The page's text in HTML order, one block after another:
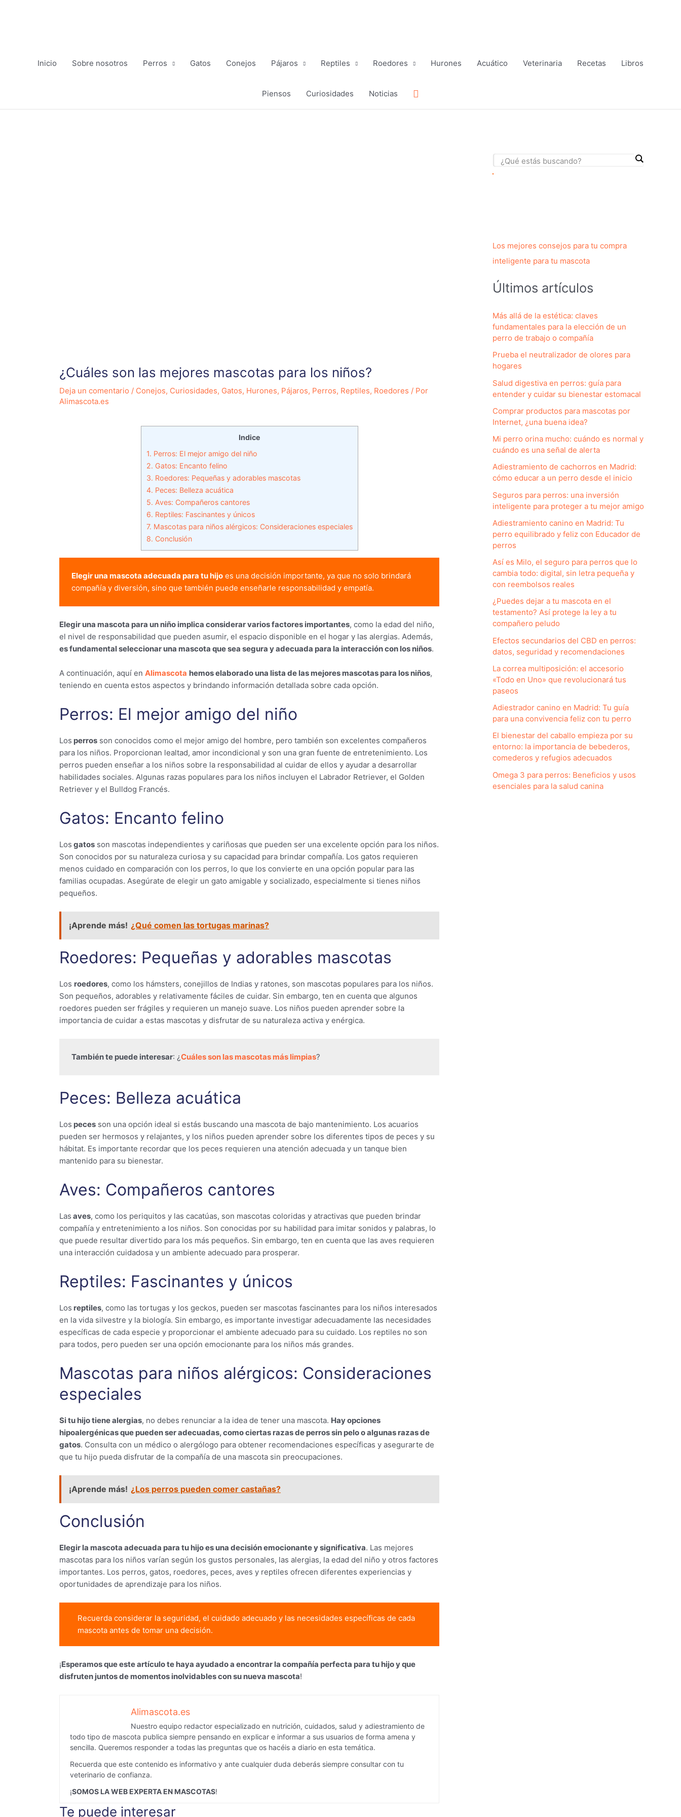
Inicio Sobre nosotros Perros Gatos Conejos Pájaros Reptiles Roedores Hurones Acuático Veterinaria Recetas Libros
Piensos Curiosidades Noticias Buscar
¿Cuáles son las mejores mascotas para los niños?
Deja un comentario / Conejos, Curiosidades, Gatos, Hurones, Pájaros, Perros, Reptiles, Roedores / Por
Alimascota.es
Indice
1. Perros: El mejor amigo del niño
2. Gatos: Encanto felino
3. Roedores: Pequeñas y adorables mascotas
4. Peces: Belleza acuática
5. Aves: Compañeros cantores
6. Reptiles: Fascinantes y únicos
7. Mascotas para niños alérgicos: Consideraciones especiales
8. Conclusión
Elegir una mascota adecuada para tu hijo es una decisión importante, ya que no solo brindará
compañía y diversión, sino que también puede enseñarle responsabilidad y empatía.
Elegir una mascota para un niño implica considerar varios factores importantes, como la edad del niño,
el nivel de responsabilidad que pueden asumir, el espacio disponible en el hogar y las alergias. Además,
es fundamental seleccionar una mascota que sea segura y adecuada para la interacción con los niños.
A continuación, aquí en Alimascota hemos elaborado una lista de las mejores mascotas para los niños,
teniendo en cuenta estos aspectos y brindando información detallada sobre cada opción.
Perros: El mejor amigo del niño
Los perros son conocidos como el mejor amigo del hombre, pero también son excelentes compañeros
para los niños. Proporcionan lealtad, amor incondicional y son una gran fuente de entretenimiento. Los
perros pueden enseñar a los niños sobre la responsabilidad al cuidar de ellos y ayudar a desarrollar
habilidades sociales. Algunas razas populares para los niños incluyen el Labrador Retriever, el Golden
Retriever y el Bulldog Francés.
Gatos: Encanto felino
Los gatos son mascotas independientes y cariñosas que pueden ser una excelente opción para los niños.
Son conocidos por su naturaleza curiosa y su capacidad para brindar compañía. Los gatos requieren
menos cuidado en comparación con los perros, lo que los convierte en una opción popular para las
familias ocupadas. Asegúrate de elegir un gato amigable y socializado, especialmente si tienes niños
pequeños.
¡Aprende más! ¿Qué comen las tortugas marinas?
Roedores: Pequeñas y adorables mascotas
Los roedores, como los hámsters, conejillos de Indias y ratones, son mascotas populares para los niños.
Son pequeños, adorables y relativamente fáciles de cuidar. Sin embargo, ten en cuenta que algunos
roedores pueden ser frágiles y requieren un manejo suave. Los niños pueden aprender sobre la
importancia de cuidar a estas mascotas y disfrutar de su naturaleza activa y enérgica.
También te puede interesar: ¿Cuáles son las mascotas más limpias?
Peces: Belleza acuática
Los peces son una opción ideal si estás buscando una mascota de bajo mantenimiento. Los acuarios
pueden ser hermosos y relajantes, y los niños pueden aprender sobre los diferentes tipos de peces y su
hábitat. Es importante recordar que los peces requieren una atención adecuada y un tanque bien
mantenido para su bienestar.
Aves: Compañeros cantores
Las aves, como los periquitos y las cacatúas, son mascotas coloridas y atractivas que pueden brindar
compañía y entretenimiento a los niños. Son conocidas por su habilidad para imitar sonidos y palabras, lo
que puede resultar divertido para los más pequeños. Sin embargo, ten en cuenta que las aves requieren
una interacción cuidadosa y un ambiente adecuado para prosperar.
Reptiles: Fascinantes y únicos
Los reptiles, como las tortugas y los geckos, pueden ser mascotas fascinantes para los niños interesados
en la vida silvestre y la biología. Sin embargo, es importante investigar adecuadamente las necesidades
específicas de cada especie y proporcionar el ambiente adecuado para su cuidado. Los reptiles no son
para todos, pero pueden ser una opción emocionante para los niños más grandes.
Mascotas para niños alérgicos: Consideraciones
especiales
Si tu hijo tiene alergias, no debes renunciar a la idea de tener una mascota. Hay opciones
hipoalergénicas que pueden ser adecuadas, como ciertas razas de perros sin pelo o algunas razas de
gatos. Consulta con un médico o alergólogo para obtener recomendaciones específicas y asegurarte de
que tu hijo pueda disfrutar de la compañía de una mascota sin preocupaciones.
¡Aprende más! ¿Los perros pueden comer castañas?
Conclusión
Elegir la mascota adecuada para tu hijo es una decisión emocionante y significativa. Las mejores
mascotas para los niños varían según los gustos personales, las alergias, la edad del niño y otros factores
importantes. Los perros, gatos, roedores, peces, aves y reptiles ofrecen diferentes experiencias y
oportunidades de aprendizaje para los niños.
Recuerda considerar la seguridad, el cuidado adecuado y las necesidades específicas de cada
mascota antes de tomar una decisión.
¡Esperamos que este artículo te haya ayudado a encontrar la compañía perfecta para tu hijo y que
disfruten juntos de momentos inolvidables con su nueva mascota!
Alimascota.es
Nuestro equipo redactor especializado en nutrición, cuidados, salud y adiestramiento de
todo tipo de mascota publica siempre pensando en explicar e informar a sus usuarios de forma amena y
sencilla. Queremos responder a todas las preguntas que os hacéis a diario en esta temática.
Recuerda que este contenido es informativo y ante cualquier duda deberás siempre consultar con tu
veterinario de confianza.
¡SOMOS LA WEB EXPERTA EN MASCOTAS!
Te puede interesar
Los mejores consejos para tu compra
inteligente para tu mascota
Últimos artículos
Más allá de la estética: claves
fundamentales para la elección de un
perro de trabajo o compañía
Prueba el neutralizador de olores para
hogares
Salud digestiva en perros: guía para
entender y cuidar su bienestar estomacal
Comprar productos para mascotas por
Internet, ¿una buena idea?
Mi perro orina mucho: cuándo es normal y
cuándo es una señal de alerta
Adiestramiento de cachorros en Madrid:
cómo educar a un perro desde el inicio
Seguros para perros: una inversión
inteligente para proteger a tu mejor amigo
Adiestramiento canino en Madrid: Tu
perro equilibrado y feliz con Educador de
perros
Así es Milo, el seguro para perros que lo
cambia todo: digital, sin letra pequeña y
con reembolsos reales
¿Puedes dejar a tu mascota en el
testamento? Así protege la ley a tu
compañero peludo
Efectos secundarios del CBD en perros:
datos, seguridad y recomendaciones
La correa multiposición: el accesorio
«Todo en Uno» que revolucionará tus
paseos
Adiestrador canino en Madrid: Tu guía
para una convivencia feliz con tu perro
El bienestar del caballo empieza por su
entorno: la importancia de bebederos,
comederos y refugios adecuados
Omega 3 para perros: Beneficios y usos
esenciales para la salud canina